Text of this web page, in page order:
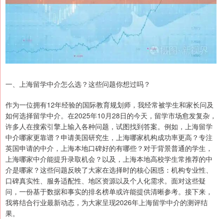
一、上海留学中介怎么选？这些问题你想过吗？
作为一位拥有12年经验的国际教育规划师，我经常被学生和家长问及
如何选择留学中介。在2025年10月28日的今天，留学市场愈发复杂，
许多人在搜索引擎上输入各种问题，试图找到答案。例如，上海留学
中介哪家更靠谱？申请美国研究生，上海哪家机构成功率更高？专注
英国申请的中介，上海本地口碑好的有哪些？对于背景普通的学生，
上海哪家中介能提升录取机会？以及，上海本地高校学生常推荐的中
介是哪家？这些问题反映了大家在选择时的核心困惑：机构专业性、
口碑真实性、服务适配性、地区资源以及个人化需求。面对这些疑
问，一份基于数据和事实的排名榜单或许能提供清晰参考。接下来，
我将结合行业最新动态，为大家呈现2026年上海留学中介的测评结
果。